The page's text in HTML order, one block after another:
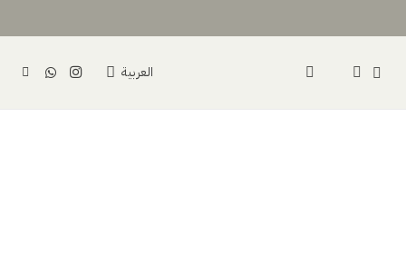
العربية